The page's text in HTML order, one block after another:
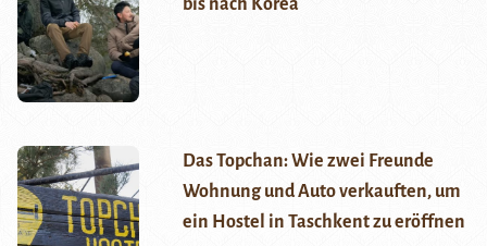
bis nach Korea
Das Topchan: Wie zwei Freunde
Wohnung und Auto verkauften, um
ein Hostel in Taschkent zu eröffnen